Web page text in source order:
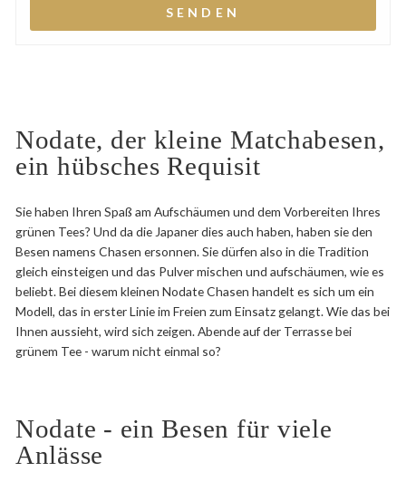
SENDEN
Nodate, der kleine Matchabesen,
ein hübsches Requisit
Sie haben Ihren Spaß am Aufschäumen und dem Vorbereiten Ihres
grünen Tees? Und da die Japaner dies auch haben, haben sie den
Besen namens Chasen ersonnen. Sie dürfen also in die Tradition
gleich einsteigen und das Pulver mischen und aufschäumen, wie es
beliebt. Bei diesem kleinen Nodate Chasen handelt es sich um ein
Modell, das in erster Linie im Freien zum Einsatz gelangt. Wie das bei
Ihnen aussieht, wird sich zeigen. Abende auf der Terrasse bei
grünem Tee - warum nicht einmal so?
Nodate - ein Besen für viele
Anlässe